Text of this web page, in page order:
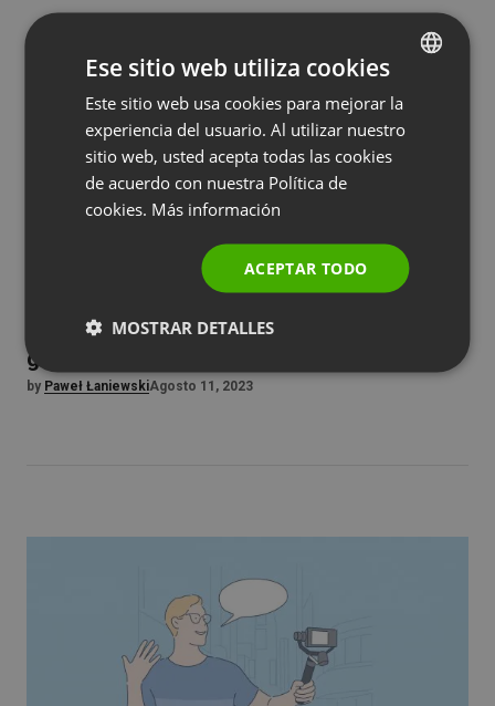
Enseñar y entrenar 100% en línea? Aquí está su
guía para crear su aula virtual
by Paweł ŁaniewskiAgosto 11, 2023
ENGLISH
FRENCH
RUSSIAN
SPANISH
Ese sitio web utiliza cookies
Este sitio web usa cookies para mejorar la
experiencia del usuario. Al utilizar nuestro
sitio web, usted acepta todas las cookies
de acuerdo con nuestra Política de
cookies. Más información
ACEPTAR TODO
MOSTRAR DETALLES